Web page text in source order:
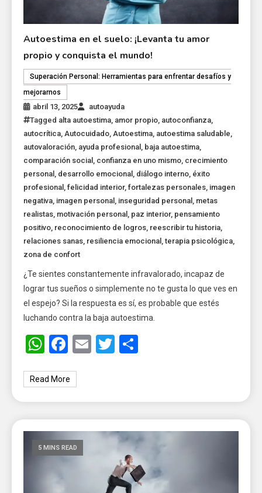
Autoestima en el suelo: ¡Levanta tu amor
propio y conquista el mundo!
Superación Personal: Herramientas para enfrentar desafíos y
mejorarnos
abril 13, 2025
autoayuda
Tagged alta autoestima, amor propio, autoconfianza,
autocrítica,Autocuidado,Autoestima, autoestima saludable,
autovaloración, ayuda profesional , baja autoestima,
comparación social , confianza en uno mismo, crecimiento
personal , desarrollo emocional , diálogo interno, éxito
profesional ,felicidad interior,fortalezas personales, imagen
negativa, imagen personal , inseguridad personal , metas
realistas, motivación personal , paz interior, pensamiento
positivo, reconocimiento de logros, reescribir tu historia,
relaciones sanas, resiliencia emocional ,terapia psicológica,
zona de confort
¿Te sientes constantemente infravalorado, incapaz de
lograr tus sueños o simplemente no te gusta lo que ves en
el espejo? Si la respuesta es sí, es probable que estés
luchando contra la baja autoestima.
WhatsApp
Facebook
EmailTwitter
Read More
5 MINS READ